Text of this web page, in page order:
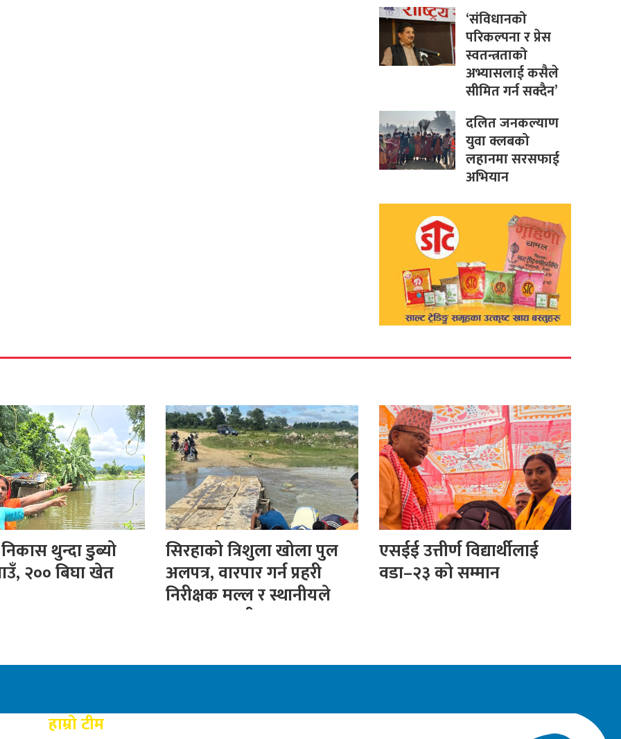
‘संविधानको
परिकल्पना र प्रेस
स्वतन्त्रताको
अभ्यासलाई कसैले
सीमित गर्न सक्दैन’
दलित जनकल्याण
युवा क्लबको
लहानमा सरसफाई
अभियान
थुन्दा डुब्यो
२०० बिघा खेत
सिरहाको त्रिशुला खोला पुल
अलपत्र, वारपार गर्न प्रहरी
निरीक्षक मल्ल र स्थानीयले
बनाए अस्थायी पुल
एसईई उत्तीर्ण विद्यार्थीलाई
वडा–२३ को सम्मान
हाम्रो टीम